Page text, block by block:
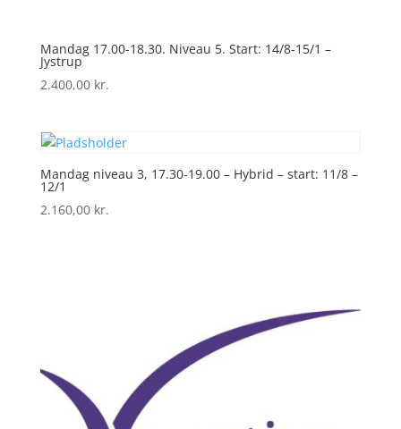
Mandag 17.00-18.30. Niveau 5. Start: 14/8-15/1 –
Jystrup
2.400,00 kr.
Mandag niveau 3, 17.30-19.00 – Hybrid – start: 11/8 –
12/1
2.160,00 kr.